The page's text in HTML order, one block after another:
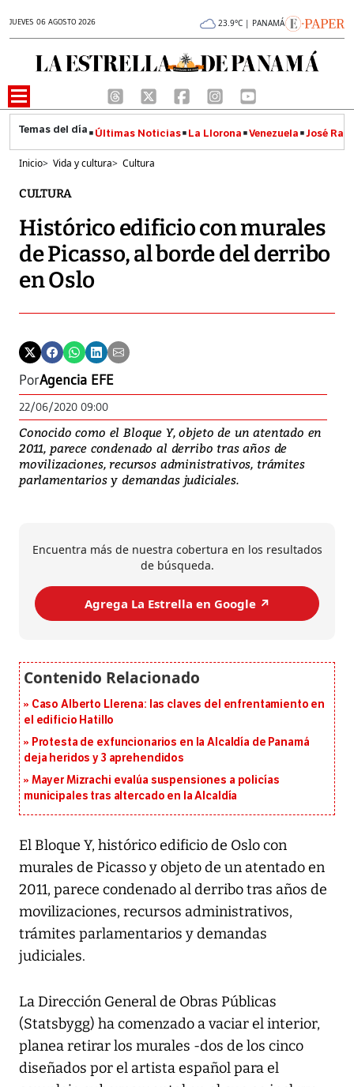
JUEVES 06 AGOSTO 2026 23.9°C | PANAMÁ
Últimas Noticias La Llorona Venezuela José
Inicio> Vida y cultura> Cultura
CULTURA
Histórico edificio con murales
de Picasso, al borde del derribo
en Oslo
PorAgencia EFE
22/06/2020 09:00
Conocido como el Bloque Y, objeto de un atentado en
2011, parece condenado al derribo tras años de
movilizaciones, recursos administrativos, trámites
parlamentarios y demandas judiciales.
Encuentra más de nuestra cobertura en los resultados
de búsqueda.
Agrega La Estrella en Google ↗️
Caso Alberto Llerena: las claves del enfrentamiento en
el edificio Hatillo
Protesta de exfuncionarios en la Alcaldía de Panamá
deja heridos y 3 aprehendidos
Mayer Mizrachi evalúa suspensiones a policías
municipales tras altercado en la Alcaldía
El Bloque Y, histórico edificio de Oslo con
murales de Picasso y objeto de un atentado en
2011, parece condenado al derribo tras años de
movilizaciones, recursos administrativos,
trámites parlamentarios y demandas
judiciales.
La Dirección General de Obras Públicas
(Statsbygg) ha comenzado a vaciar el interior,
planea retirar los murales -dos de los cinco
diseñados por el artista español para el